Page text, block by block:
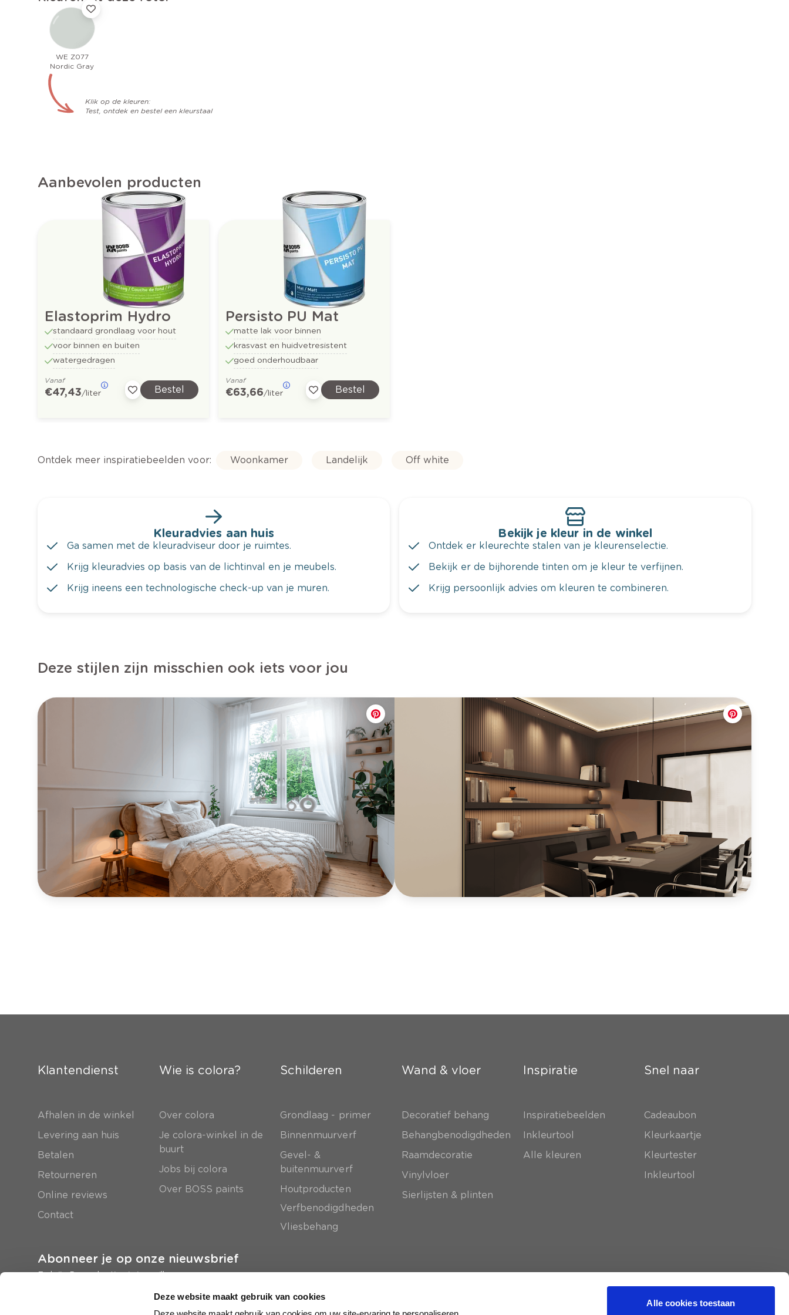
Deze website maakt gebruik van cookies
Alle cookies toestaan
WE Z077
Nordic Gray
Klik op de kleuren:
Test, ontdek en bestel een kleurstaal
Aanbevolen producten
Elastoprim Hydro
standaard grondlaag voor hout
voor binnen en buiten
watergedragen
Vanaf
€ 47,43/liter Bestel
Persisto PU Mat
matte lak voor binnen
krasvast en huidvetresistent
goed onderhoudbaar
Vanaf
€ 63,66/liter Bestel
Ontdek meer inspiratiebeelden voor: Woonkamer Landelijk Off white
Kleuradvies aan huis
Ga samen met de kleuradviseur door je ruimtes.
Krijg kleuradvies op basis van de lichtinval en je meubels.
Krijg ineens een technologische check-up van je muren.
Bekijk je kleur in de winkel
Ontdek er kleurechte stalen van je kleurenselectie.
Bekijk er de bijhorende tinten om je kleur te verfijnen.
Krijg persoonlijk advies om kleuren te combineren.
Deze stijlen zijn misschien ook iets voor jou
Klantendienst
Afhalen in de winkel
Levering aan huis
Betalen
Retourneren
Online reviews
Contact
Wie is colora?
Over colora
Je colora-winkel in de
buurt
Jobs bij colora
Over BOSS paints
Schilderen
Grondlaag - primer
Binnenmuurverf
Gevel- &
buitenmuurverf
Houtproducten
Verfbenodigdheden
Vliesbehang
Wand & vloer
Decoratief behang
Behangbenodigdheden
Raamdecoratie
Vinylvloer
Sierlijsten & plinten
Inspiratie
Inspiratiebeelden
Inkleurtool
Alle kleuren
Snel naar
Cadeaubon
Kleurkaartje
Kleurtester
Inkleurtool
Abonneer je op onze nieuwsbrief
En krijg 5 euro korting in je mailbox
Inschrijven